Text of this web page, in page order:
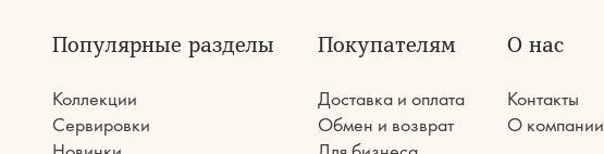
Популярные разделы
Коллекции
Сервировки
Покупателям
Доставка и оплата
Обмен и возврат
О нас
Контакты
О компании